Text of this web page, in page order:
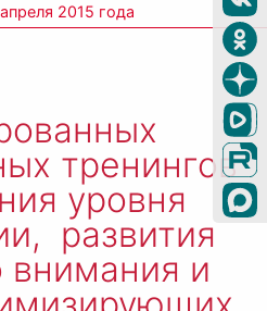
2015 года
тренингов
уровня
развития
внимания и